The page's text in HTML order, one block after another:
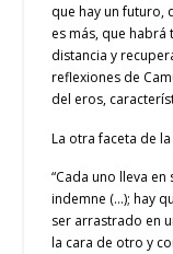
que hay un futuro,
es más, que
distancia y
reflexiones de
del eros,
La otra faceta de
“Cada uno lleva
indemne (…); hay
ser arrastrado en
la cara de otro y